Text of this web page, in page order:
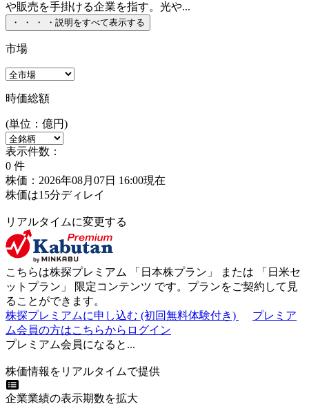
や販売を手掛ける企業を指す。光や...
・ ・ ・ ・ 説明をすべて表示する
市場
時価総額
(単位：億円)
表示件数：
0 件
株価：2026年08月07日 16:00現在
株価は15分ディレイ
リアルタイムに変更する
こちらは株探プレミアム 「 日本株プラン 」 または 「 日米セ
ットプラン 」 限定コンテンツ です。プランをご契約して見
ることができます。
株探プレミアムに申し込む (初回無料体験付き)
プレミア
ム会員の方はこちらからログイン
プレミアム会員になると...
株価情報をリアルタイムで提供
企業業績の表示期数を拡大